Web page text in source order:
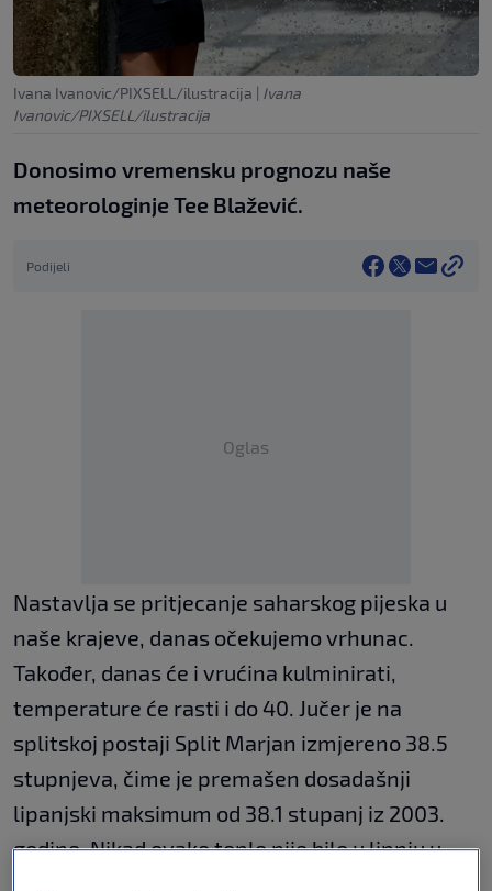
Ivana Ivanovic/PIXSELL/ilustracija | Ivana
Ivanovic/PIXSELL/ilustracija
Donosimo vremensku prognozu naše
meteorologinje Tee Blažević.
Podijeli
Oglas
Nastavlja se pritjecanje saharskog pijeska u
naše krajeve, danas očekujemo vrhunac.
Također, danas će i vrućina kulminirati,
temperature će rasti i do 40. Jučer je na
splitskoj postaji Split Marjan izmjereno 38.5
stupnjeva, čime je premašen dosadašnji
lipanjski maksimum od 38.1 stupanj iz 2003.
godine. Nikad ovako toplo nije bilo u lipnju u